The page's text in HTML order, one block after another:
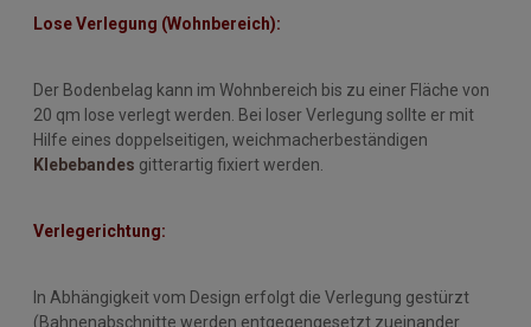
Lose Verlegung (Wohnbereich):
Der Bodenbelag kann im Wohnbereich bis zu einer Fläche von
20 qm lose verlegt werden. Bei loser Verlegung sollte er mit
Hilfe eines doppelseitigen, weichmacherbeständigen
Klebebandes gitterartig fixiert werden.
Verlegerichtung:
In Abhängigkeit vom Design erfolgt die Verlegung gestürzt
(Bahnenabschnitte werden entgegengesetzt zueinander